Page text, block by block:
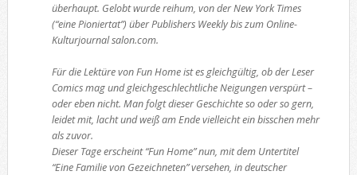
überhaupt. Gelobt wurde reihum, von der New York Times
(“eine Pioniertat”) über Publishers Weekly bis zum Online-
Kulturjournal salon.com.
Für die Lektüre von Fun Home ist es gleichgültig, ob der Leser
Comics mag und gleichgeschlechtliche Neigungen verspürt –
oder eben nicht. Man folgt dieser Geschichte so oder so gern,
leidet mit, lacht und weiß am Ende vielleicht ein bisschen mehr
als zuvor.
Dieser Tage erscheint “Fun Home” nun, mit dem Untertitel
“Eine Familie von Gezeichneten” versehen, in deutscher